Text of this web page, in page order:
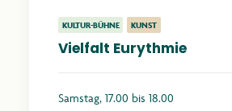
KULTUR-BÜHNE KUNST
Vielfalt Eurythmie
Samstag, 17.00 bis 18.00